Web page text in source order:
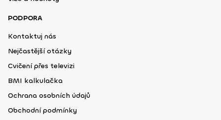
PODPORA
Kontaktuj nás
Nejčastější otázky
Cvičení přes televizi
BMI kalkulačka
Ochrana osobních údajů
Obchodní podmínky